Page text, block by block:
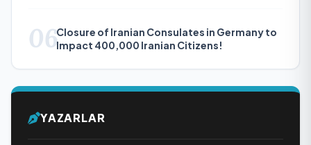
06Closure of Iranian Consulates in Germany to
Impact 400,000 Iranian Citizens!
YAZARLAR